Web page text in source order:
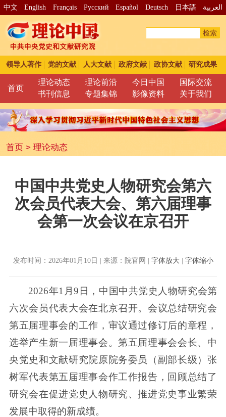
中文 English Français Pусский Español Deutsch 日本語 العربية
检索
领导人著作 党的文献 人大文献 政府文献 政协文献 研究成果
首页
理论动态 理论前沿 今日中国
国际交流
书刊信息
专题集锦 影像资料 关于我们
首页> 理论动态
中国中共党史人物研究会第六
次会员代表大会、第六届理事
会第一次会议在京召开
发布时间：2026年01月10日 | 来源：院官网 | 字体放大| 字体缩小
2026年1月9日，中国中共党史人物研究会第
六次会员代表大会在北京召开。会议总结研究会
第五届理事会的工作，审议通过修订后的章程，
选举产生新一届理事会。第五届理事会会长、中
央党史和文献研究院原院务委员（副部长级）张
树军代表第五届理事会作工作报告，回顾总结了
研究会在促进党史人物研究、推进党史事业繁荣
发展中取得的新成绩。